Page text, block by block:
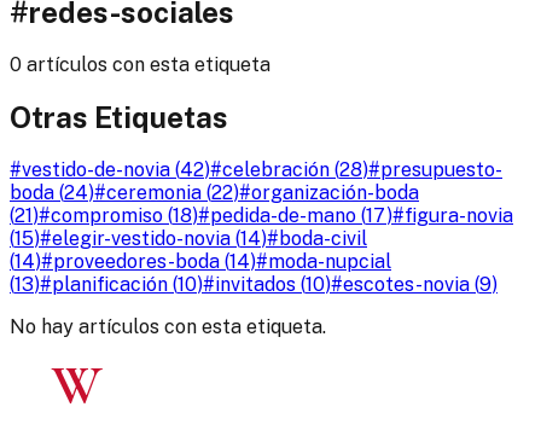
#redes-sociales
0 artículos con esta etiqueta
Otras Etiquetas
#vestido-de-novia (42)#celebración (28)#presupuesto-
boda (24)#ceremonia (22)#organización-boda
(21)#compromiso (18)#pedida-de-mano (17)#figura-novia
(15)#elegir-vestido-novia (14)#boda-civil
(14)#proveedores-boda (14)#moda-nupcial
(13)#planificación (10)#invitados (10)#escotes-novia (9)
No hay artículos con esta etiqueta.
W